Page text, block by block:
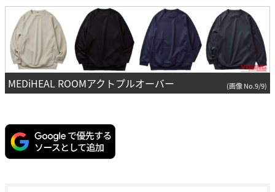
MEDiHEAL ROOMアクトプルオーバー (画像 No.9/9)